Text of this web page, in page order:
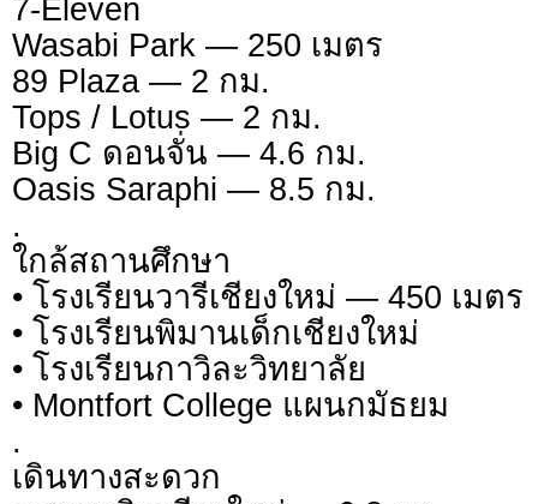
7-Eleven
Wasabi Park — 250 เมตร
89 Plaza — 2 กม.
Tops / Lotus — 2 กม.
Big C ดอนจั่น — 4.6 กม.
Oasis Saraphi — 8.5 กม.
.
ใกล้สถานศึกษา
• โรงเรียนวารีเชียงใหม่ — 450 เมตร
• โรงเรียนพิมานเด็กเชียงใหม่
• โรงเรียนกาวิละวิทยาลัย
• Montfort College แผนกมัธยม
.
เดินทางสะดวก